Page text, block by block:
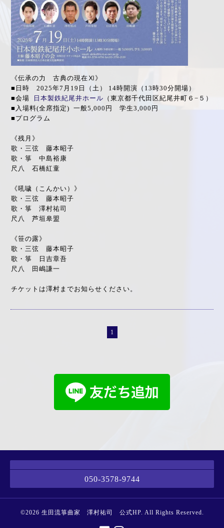
《伝承の力 古典の現在Ⅺ》
■日時 2025年7月19日（土） 14時開演（13時30分開場）
■会場
日本製鉄紀尾井ホール （ 東京都千代田区紀尾井町６−５ ）
■入場料(全席指定) 一般5,000円 学生3,000円
■プログラム
《残月》
歌・三弦 藤本昭子
歌・箏 中島裕康
尺八 石橋紅童
《吼噦（こんかい）》
歌・三弦 藤本昭子
歌・箏 澤村祐司
尺八 芦垣皋盟
《笹の露》
歌・三弦 藤本昭子
歌・箏 日吉章吾
尺八 田嶋謙一
チケットは澤村までお知らせください。
1
050-3578-9744
©2026 生田流箏曲家 澤村祐司 公式HP. All Rights Reserved.